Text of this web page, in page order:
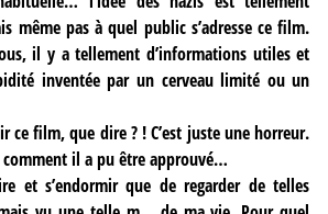
même pas à quel public s’adresse ce film.
il y a tellement d’informations utiles et
inventée par un cerveau limité ou un
ce film, que dire ? ! C’est juste une horreur.
comment il a pu être approuvé…
et s’endormir que de regarder de telles